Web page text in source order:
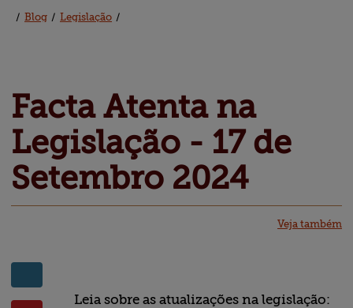
/ Blog / Legislação /
Facta Atenta na
Legislação - 17 de
Setembro 2024
Veja também
Leia sobre as atualizações na legislação: